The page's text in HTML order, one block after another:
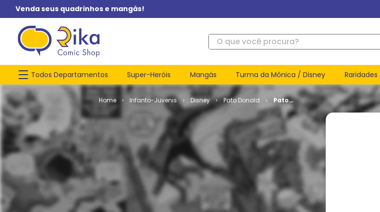
Venda seus quadrinhos e mangás!
O que você procura?
Todos Departamentos Super-Heróis Mangás Turma da Mônica / Disney Raridades
Infanto-Juvenis Disney Pato Donald
Pato
Donald #
2174